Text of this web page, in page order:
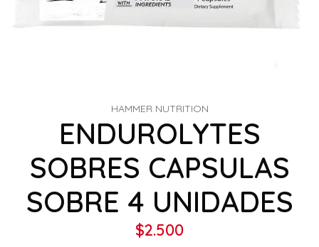
HAMMER NUTRITION
ENDUROLYTES
SOBRES CAPSULAS
SOBRE 4 UNIDADES
$2.500